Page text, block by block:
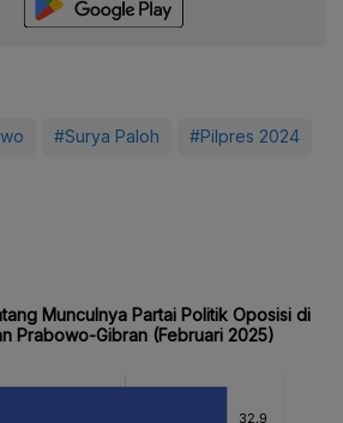
#Surya Paloh #Pilpres 2024